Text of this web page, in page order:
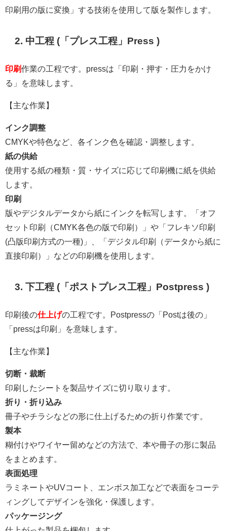
印刷用の版に変換」する技術を使用して版を製作します。
2. 中工程 (「プレス工程」Press )
印刷作業の工程です。pressは「印刷・押す・圧力をかけ
る」を意味します。
【主な作業】
インク調整
CMYKや特色など、各インク色を確認・調整します。
紙の供給
使用する紙の種類・質・サイズに応じて印刷機に紙を供給
します。
印刷
版やデジタルデータから紙にインクを転写します。「オフ
セット印刷（CMYK各色の版で印刷）」や「フレキソ印刷
(凸版印刷方式の一種)」、「デジタル印刷（データから紙に
直接印刷）」などの印刷機を使用します。
3. 下工程 (「ポストプレス工程」Postpress )
印刷後の仕上げの工程です。Postpressの「Postは後の」
「pressは印刷」を意味します。
【主な作業】
切断・裁断
印刷したシートを製品サイズに切り取ります。
折り・折り込み
冊子やチラシなどの形に仕上げるための折り作業です。
製本
糊付けやワイヤー留めなどの方法で、本や冊子の形に製品
をまとめます。
表面処理
ラミネートやUVコート、エンボス加工などで表面をコーテ
ィングしてデザインを強化・ 保護します。
パッケージング